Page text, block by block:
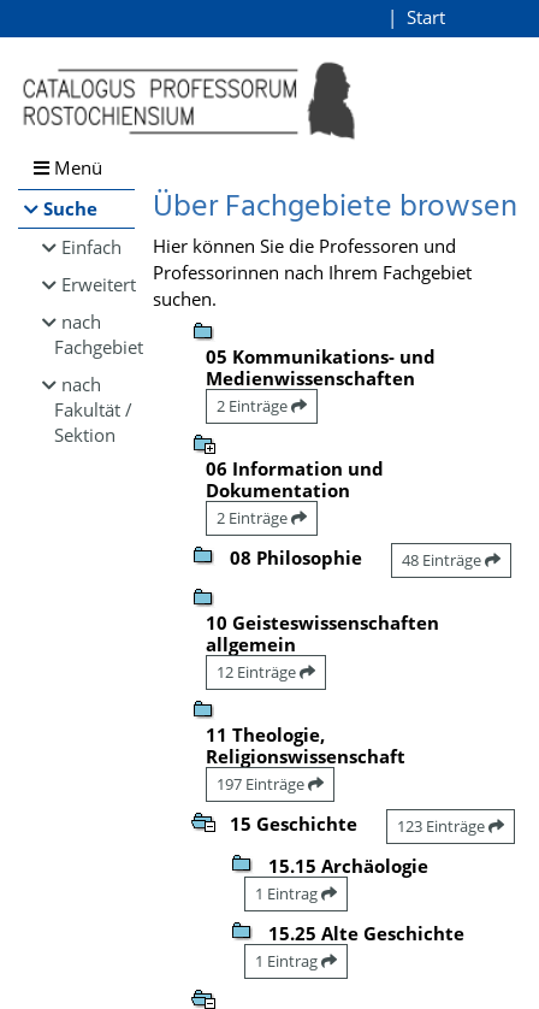
Browsen
direkt zum Inhalt
Start
Menü
Suche
Einfach
Erweitert
nach
Fachgebiet
nach
Fakultät /
Sektion
Über Fachgebiete browsen
Hier können Sie die Professoren und
Professorinnen nach Ihrem Fachgebiet
suchen.
05 Kommunikations- und
Medienwissenschaften
2 Einträge
06 Information und
Dokumentation
2 Einträge
08 Philosophie 48 Einträge
10 Geisteswissenschaften
allgemein
12 Einträge
11 Theologie,
Religionswissenschaft
197 Einträge
15 Geschichte 123 Einträge
15.15 Archäologie
1 Eintrag
15.25 Alte Geschichte
1 Eintrag